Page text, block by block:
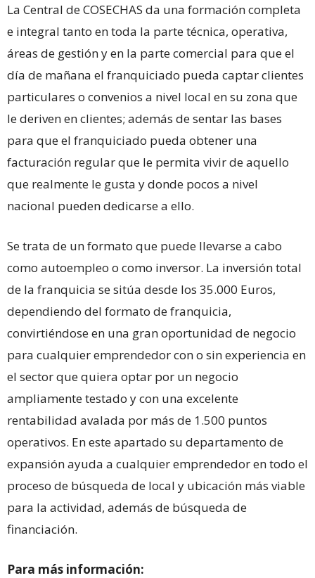
La Central de COSECHAS da una formación completa
e integral tanto en toda la parte técnica, operativa,
áreas de gestión y en la parte comercial para que el
día de mañana el franquiciado pueda captar clientes
particulares o convenios a nivel local en su zona que
le deriven en clientes; además de sentar las bases
para que el franquiciado pueda obtener una
facturación regular que le permita vivir de aquello
que realmente le gusta y donde pocos a nivel
nacional pueden dedicarse a ello.
Se trata de un formato que puede llevarse a cabo
como autoempleo o como inversor. La inversión total
de la franquicia se sitúa desde los 35.000 Euros,
dependiendo del formato de franquicia,
convirtiéndose en una gran oportunidad de negocio
para cualquier emprendedor con o sin experiencia en
el sector que quiera optar por un negocio
ampliamente testado y con una excelente
rentabilidad avalada por más de 1.500 puntos
operativos. En este apartado su departamento de
expansión ayuda a cualquier emprendedor en todo el
proceso de búsqueda de local y ubicación más viable
para la actividad, además de búsqueda de
financiación.
Para más información: